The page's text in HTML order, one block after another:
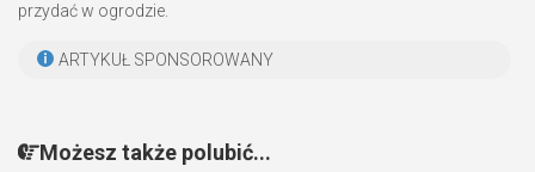
przydać w ogrodzie.
ARTYKUŁ SPONSOROWANY
Możesz także polubić...